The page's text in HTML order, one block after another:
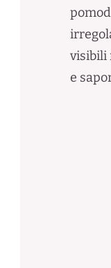
visibili
e